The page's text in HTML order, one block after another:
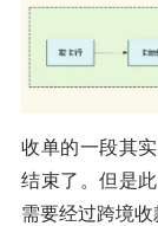
收单的一段其
结束了。但是
需要经过跨境收